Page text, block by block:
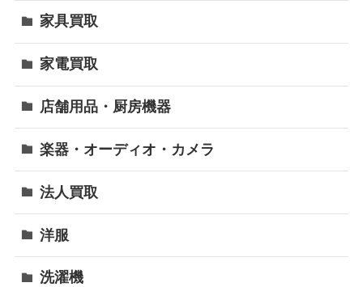
家具買取
家電買取
店舗用品・厨房機器
楽器・オーディオ・カメラ
法人買取
洋服
洗濯機